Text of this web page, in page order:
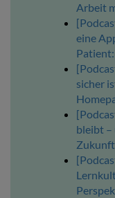
Arbeit
eine
sicher
bleibt –